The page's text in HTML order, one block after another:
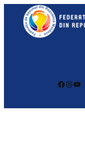
Перейти
содержимому
Facebook Instagram YouTube